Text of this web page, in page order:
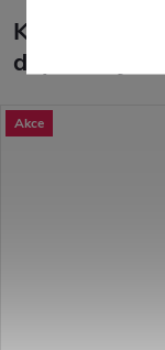
K tomuto
Akce